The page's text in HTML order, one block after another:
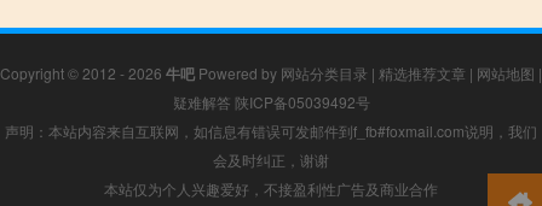
Copyright © 2012 - 2026 牛吧 Powered by 网站分类目录 | 精选推荐文章 | 网站地图 |
疑难解答 陕ICP备05039492号
声明：本站内容来自互联网，如信息有错误可发邮件到f_fb#foxmail.com说明，我们
会及时纠正，谢谢
本站仅为个人兴趣爱好，不接盈利性广告及商业合作